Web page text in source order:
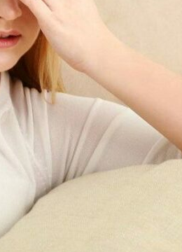
моих персональных данных